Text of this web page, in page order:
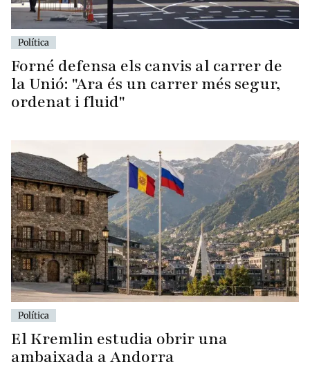
Política
Forné defensa els canvis al carrer de
la Unió: "Ara és un carrer més segur,
ordenat i fluid"
Política
El Kremlin estudia obrir una
ambaixada a Andorra